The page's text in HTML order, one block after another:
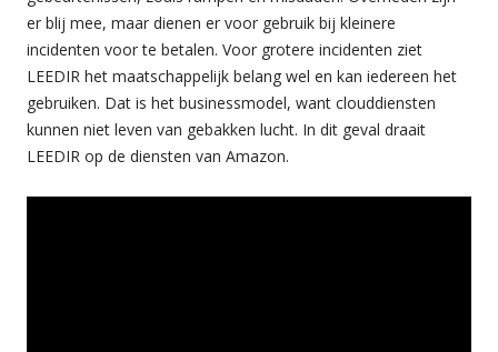
er blij mee, maar dienen er voor gebruik bij kleinere
incidenten voor te betalen. Voor grotere incidenten ziet
LEEDIR het maatschappelijk belang wel en kan iedereen het
gebruiken. Dat is het businessmodel, want clouddiensten
kunnen niet leven van gebakken lucht. In dit geval draait
LEEDIR op de diensten van Amazon.